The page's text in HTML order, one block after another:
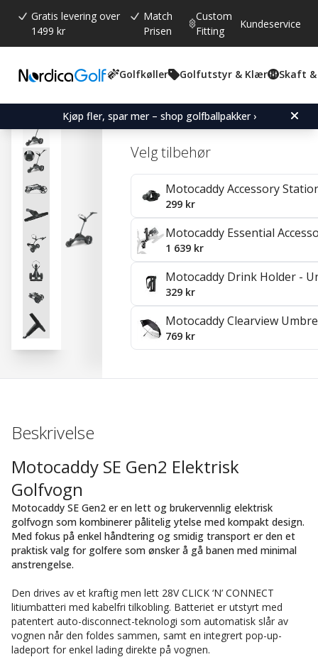
Gratis levering over
1499 kr
Match
Prisen
Custom
Fitting
Kundeservice
Golfkøller Golfutstyr & Klær Skaft &
Kjøp fler, spar mer – shop golfballpakker ›
Gjennomsnittskarakter:
4.3 (stemmer:
3)
Motocaddy SE Gen2
Velg tilbehør
Motocaddy Accessory
299 kr
Motocaddy Essential
1 639 kr
Motocaddy Drink Holder -
329 kr
Motocaddy Clearview
769 kr
Beskrivelse
Motocaddy SE Gen2 Elektrisk
Golfvogn
Motocaddy SE Gen2 er en lett og brukervennlig elektrisk
golfvogn som kombinerer pålitelig ytelse med kompakt design.
Med fokus på enkel håndtering og smidig transport er den et
praktisk valg for golfere som ønsker å gå banen med minimal
anstrengelse.
Den drives av et kraftig men lett 28V CLICK ‘N’ CONNECT
litiumbatteri med kabelfri tilkobling. Batteriet er utstyrt med
patentert auto-disconnect-teknologi som automatisk slår av
vognen når den foldes sammen, samt en integrert pop-up-
ladeport for enkel lading direkte på vognen.